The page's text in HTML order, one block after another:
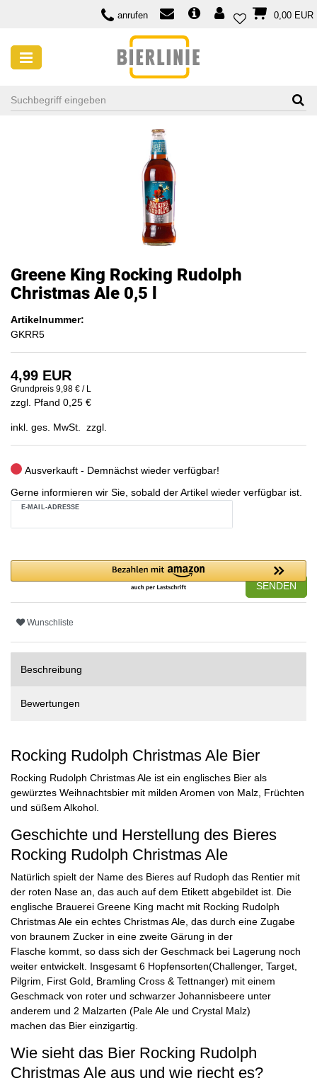
anrufen 0,00 EUR
Greene King Rocking Rudolph
Christmas Ale 0,5 l
Artikelnummer:
GKRR5
4,99 EUR
Grundpreis 9,98 € / L
zzgl. Pfand 0,25 €
inkl. ges. MwSt. zzgl.
Ausverkauft - Demnächst wieder verfügbar!
Gerne informieren wir Sie, sobald der Artikel wieder verfügbar ist.
E-MAIL-ADRESSE
SENDEN
Wunschliste
Beschreibung
Bewertungen
Rocking Rudolph Christmas Ale Bier
Rocking Rudolph Christmas Ale ist ein englisches Bier als
gewürztes Weihnachtsbier mit milden Aromen von Malz, Früchten
und süßem Alkohol.
Geschichte und Herstellung des Bieres
Rocking Rudolph Christmas Ale
Natürlich spielt der Name des Bieres auf Rudoph das Rentier mit
der roten Nase an, das auch auf dem Etikett abgebildet ist. Die
englische Brauerei Greene King macht mit Rocking Rudolph
Christmas Ale ein echtes Christmas Ale, das durch eine Zugabe
von braunem Zucker in eine zweite Gärung in der
Flasche kommt, so dass sich der Geschmack bei Lagerung noch
weiter entwickelt. Insgesamt 6 Hopfensorten(Challenger, Target,
Pilgrim, First Gold, Bramling Cross & Tettnanger) mit einem
Geschmack von roter und schwarzer Johannisbeere unter
anderem und 2 Malzarten (Pale Ale und Crystal Malz)
machen das Bier einzigartig.
Wie sieht das Bier Rocking Rudolph
Christmas Ale aus und wie riecht es?